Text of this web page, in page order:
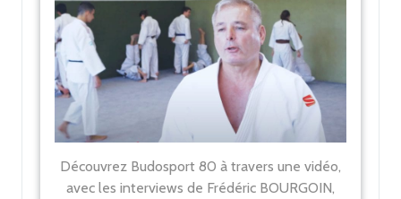
Découvrez Budosport 80 à travers une vidéo,
avec les interviews de Frédéric BOURGOIN,